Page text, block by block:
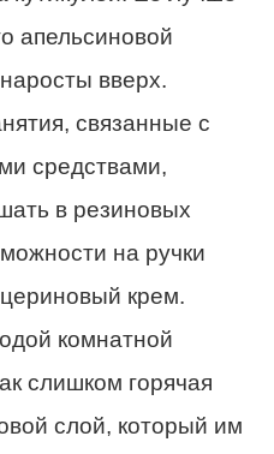
апельсиновой
вверх.
связанные с
средствами,
в резиновых
на ручки
крем.
комнатной
слишком горячая
слой, который им